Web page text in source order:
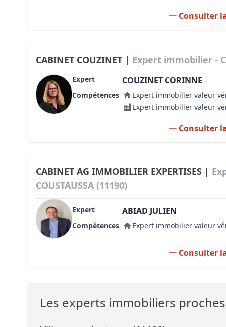
Consulter
CABINET COUZINET | Expert immobilier -
Expert COUZINET CORINNE
Compétences
Expert immobilier valeur
Expert immobilier valeur
Consulter
CABINET AG IMMOBILIER EXPERTISES |
COUSTAUSSA (11190)
Expert ABIAD JULIEN
Compétences Expert immobilier valeur
Consulter
Les experts immobiliers proches